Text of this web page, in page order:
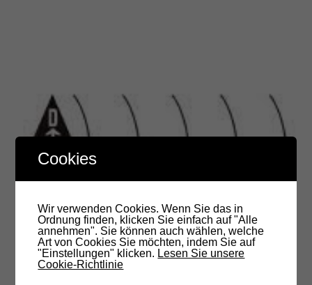
Cookies
Wir verwenden Cookies. Wenn Sie das in
Ordnung finden, klicken Sie einfach auf "Alle
annehmen". Sie können auch wählen, welche
Art von Cookies Sie möchten, indem Sie auf
"Einstellungen" klicken. Lesen Sie unsere
Cookie-Richtlinie